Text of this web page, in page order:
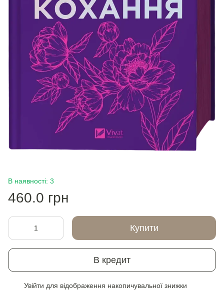
В наявності: 3
460.0 грн
Купити
В кредит
Увійти для відображення накопичувальної знижки